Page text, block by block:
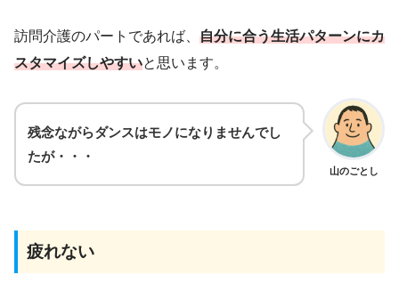
訪問介護のパートであれば、 自分に合う生活パターンにカ
スタマイズしやすいと思います。
山のごとし
残念ながらダンスはモノになりませんでし
たが・・・
疲れない